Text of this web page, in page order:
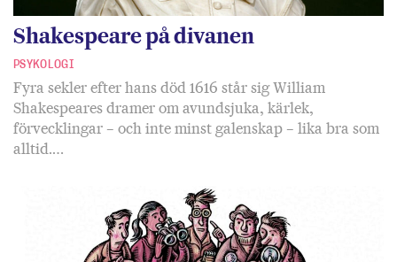
Shakespeare på divanen
PSYKOLOGI
Fyra sekler efter hans död 1616 står sig William
Shakespeares dramer om avundsjuka, kärlek,
förvecklingar – och inte minst galenskap – lika bra som
alltid.…